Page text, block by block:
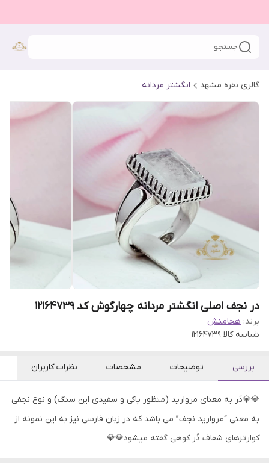
جستجو
گالری نقره مشهد انگشتر مردانه
در نجف اصلی انگشتر مردانه چهارگوش کد 12164739
برند: هخامنش
شناسه کالا 12164739
بررسی توضیحات مشخصات نظرات کاربران
💎💎دُر به معنای مروارید (منظور پاکی و سفیدی این سنگ) و نوع نجفی
به معنی “مروارید نجف” می باشد که در زبان فارسی نیز به این نمونه از
کوارتزهای شفاف دُر کوهی گفته میشود💎💎